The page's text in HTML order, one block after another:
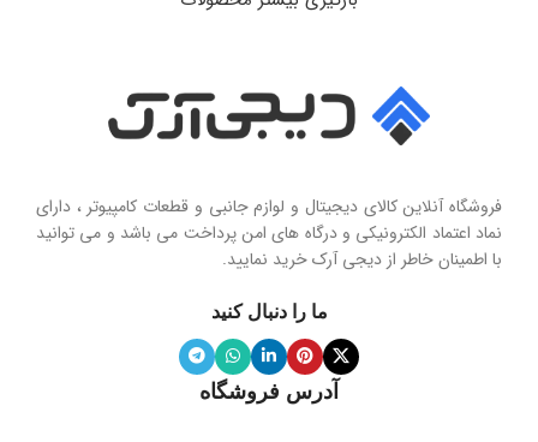
فروشگاه آنلاین کالای دیجیتال و لوازم جانبی و قطعات کامپیوتر ، دارای
نماد اعتماد الکترونیکی و درگاه های امن پرداخت می باشد و می توانید
با اطمینان خاطر از دیجی آرک خرید نمایید.
ما را دنبال کنید
آدرس فروشگاه